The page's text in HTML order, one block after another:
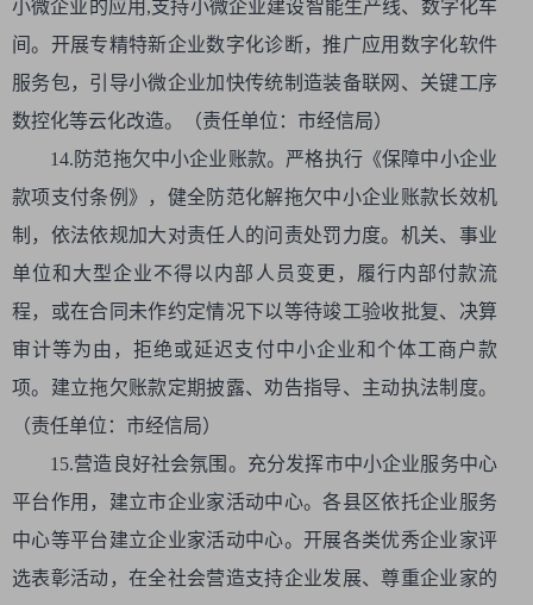
小微企业的应用,支持小微企业建设智能生产线、数字化车
间。开展专精特新企业数字化诊断，推广应用数字化软件
服务包，引导小微企业加快传统制造装备联网、关键工序
数控化等云化改造。（责任单位：市经信局）
14.防范拖欠中小企业账款。严格执行《保障中小企业
款项支付条例》，健全防范化解拖欠中小企业账款长效机
制，依法依规加大对责任人的问责处罚力度。机关、事业
单位和大型企业不得以内部人员变更，履行内部付款流
程，或在合同未作约定情况下以等待竣工验收批复、决算
审计等为由，拒绝或延迟支付中小企业和个体工商户款
项。建立拖欠账款定期披露、劝告指导、主动执法制度。
（责任单位：市经信局）
15.营造良好社会氛围。充分发挥市中小企业服务中心
平台作用，建立市企业家活动中心。各县区依托企业服务
中心等平台建立企业家活动中心。开展各类优秀企业家评
选表彰活动，在全社会营造支持企业发展、尊重企业家的